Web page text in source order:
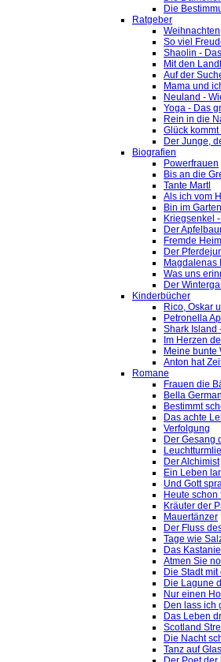
Die
Ratgeber
Weihnachten
So viel
Shaolin -
Mit den
Auf der
Mama und
Neuland -
Yoga - Das
Rein in die
Glück
Der Junge,
Biografien
Powerfrauen
Bis an die
Tante Martl
Als ich vom
Bin im
Kriegsenkel
Der
Fremde
Der
Magdalenas
Was uns
Der
Kinderbücher
Rico, Oskar
Petronella
Shark Island
Im Herzen
Meine bunte
Anton hat
Romane
Frauen die
Bella
Bestimmt
Das achte
Verfolgung
Der Gesang
Der Alchimist
Ein Leben
Und Gott
Heute schon
Kräuter der
Mauertänzer
Der Fluss
Tage wie
Das
Atmen Sie
Die Stadt
Die Lagune
Nur einen
Den lass ich
Das Leben
Scotland
Die Nacht
Tanz auf Glas